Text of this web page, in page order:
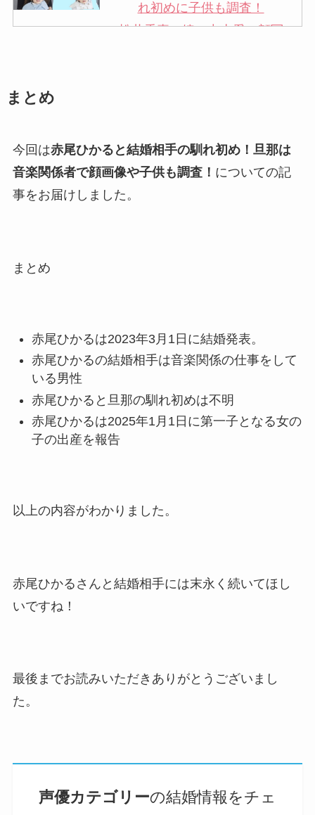
れ初めに子供も調査！
松井秀喜の嫁・中山愛の顔写
子供も調査！
竹田恒泰の奥さんの顔写真が
美人！子供や結婚の馴れ初め
情報や離婚の噂も調査！
大川橋蔵の奥さん・真理子は
今も生きてる？息子は俳優で
誰かも調査！
高木豊の妻は宮内千早！再婚
まとめ
今回は赤尾ひかると結婚相手の馴れ初め！旦那は
音楽関係者で顔画像や子供も調査！ についての記
事をお届けしました。
まとめ
赤尾ひかるは2023年3月1日に結婚発表。
赤尾ひかるの結婚相手は音楽関係の仕事をして
いる男性
赤尾ひかると旦那の馴れ初めは不明
赤尾ひかるは2025年1月1日に第一子となる女の
子の出産を報告
以上の内容がわかりました。
赤尾ひかるさんと結婚相手には末永く続いてほし
いですね！
最後までお読みいただきありがとうございまし
た。
声優カテゴリーの結婚情報をチェ